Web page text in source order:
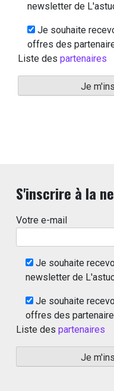
newsletter de
Je souhaite
offres des
Liste des partenaires
S'inscrire à la
Votre e-mail
Je souhaite
newsletter de
Je souhaite
offres des
Liste des partenaires